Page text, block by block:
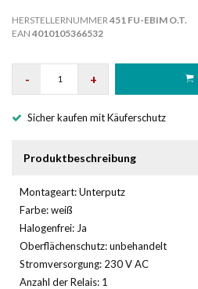
HERSTELLERNUMMER 451 FU-EBIM O.T.
EAN 4010105366532
- +
Sicher kaufen mit Käuferschutz
Produktbeschreibung
Montageart: Unterputz
Farbe: weiß
Halogenfrei: Ja
Oberflächenschutz: unbehandelt
Stromversorgung: 230 V AC
Anzahl der Relais: 1